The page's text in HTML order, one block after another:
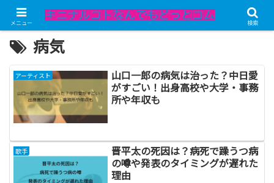
病気
アーティスト
山口一郎の病気は治った？中日愛
がすごい！出身高校や大学・事務
所や年収も
歌手
晋平太の死因は？病死で躁うつ病
の噂や発表のタイミングが遅れた
理由
メニュー 検索